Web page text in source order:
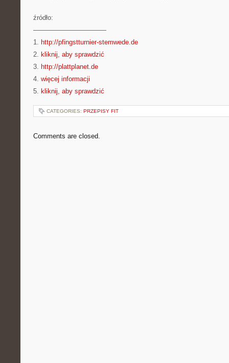
źródło:
———————————
1. http://pfingstturnier-stemwede.de
2. kliknij, aby sprawdzić
3. http://plattplanet.de
4. więcej informacji
5. kliknij, aby sprawdzić
CATEGORIES: PRZEPISY FIT
Comments are closed.